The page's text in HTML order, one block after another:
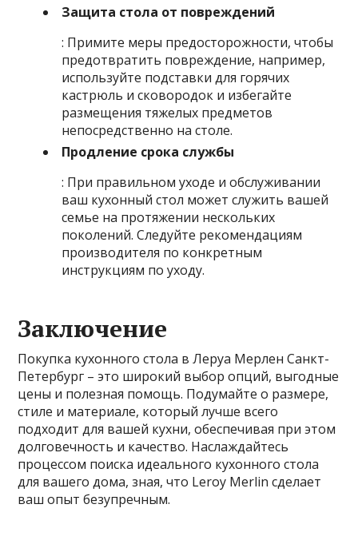
Защита стола от повреждений
: Примите меры предосторожности, чтобы
предотвратить повреждение, например,
используйте подставки для горячих
кастрюль и сковородок и избегайте
размещения тяжелых предметов
непосредственно на столе.
Продление срока службы
: При правильном уходе и обслуживании
ваш кухонный стол может служить вашей
семье на протяжении нескольких
поколений. Следуйте рекомендациям
производителя по конкретным
инструкциям по уходу.
Заключение
Покупка кухонного стола в Леруа Мерлен Санкт-
Петербург – это широкий выбор опций, выгодные
цены и полезная помощь. Подумайте о размере,
стиле и материале, который лучше всего
подходит для вашей кухни, обеспечивая при этом
долговечность и качество. Наслаждайтесь
процессом поиска идеального кухонного стола
для вашего дома, зная, что Leroy Merlin сделает
ваш опыт безупречным.